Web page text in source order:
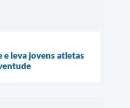
e leva jovens atletas